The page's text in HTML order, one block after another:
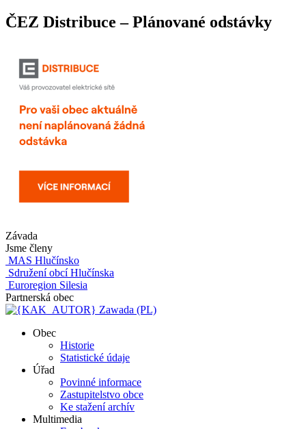
ČEZ Distribuce – Plánované odstávky
Závada
Jsme členy
MAS Hlučínsko
Sdružení obcí Hlučínska
Euroregion Silesia
Partnerská obec
Zawada (PL)
Obec
Historie
Statistické údaje
Úřad
Povinné informace
Zastupitelstvo obce
Ke stažení archív
Multimedia